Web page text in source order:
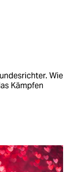
Wie
Kämpfen